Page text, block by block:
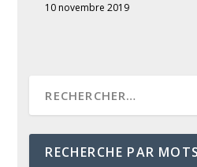
10 novembre 2019
RECHERCHE PAR